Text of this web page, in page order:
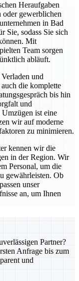
Heraufgaben
oder gewerblichen
in Bad
Sie, sodass Sie sich
Mit
Team sorgen
abläuft.
und
die komplette
bis hin
und
ist eine
wir auf moderne
zu minimieren.
kennen wir die
in der Region. Wir
Personal, um die
gewährleisten. Ob
unser
an, um Ihnen
Partner?
Anfrage bis zum
und